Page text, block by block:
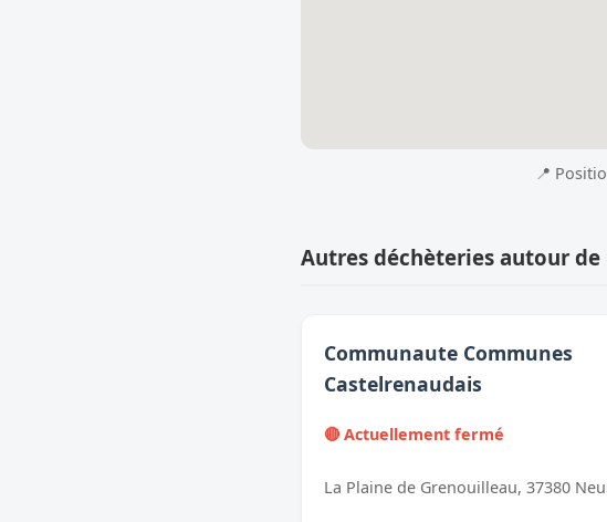
📍
Autres déchèteries autour de
Communaute Communes
Castelrenaudais
🔴 Actuellement fermé
La Plaine de Grenouilleau, 37380